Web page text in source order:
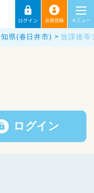
知県(春日井市) 放課後等
ログイン